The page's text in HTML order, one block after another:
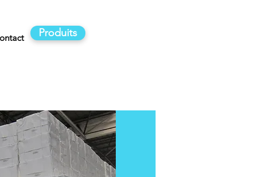
Produits